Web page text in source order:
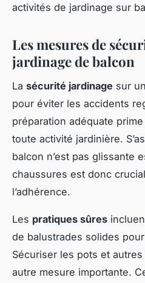
activités de jardinage sur
Les mesures de
jardinage de balcon
La sécurité jardinage sur
pour éviter les accidents
préparation adéquate
toute activité jardinière.
balcon n’est pas glissante
chaussures est donc
l’adhérence.
Les pratiques sûres
de balustrades solides
Sécuriser les pots et
autre mesure importante.